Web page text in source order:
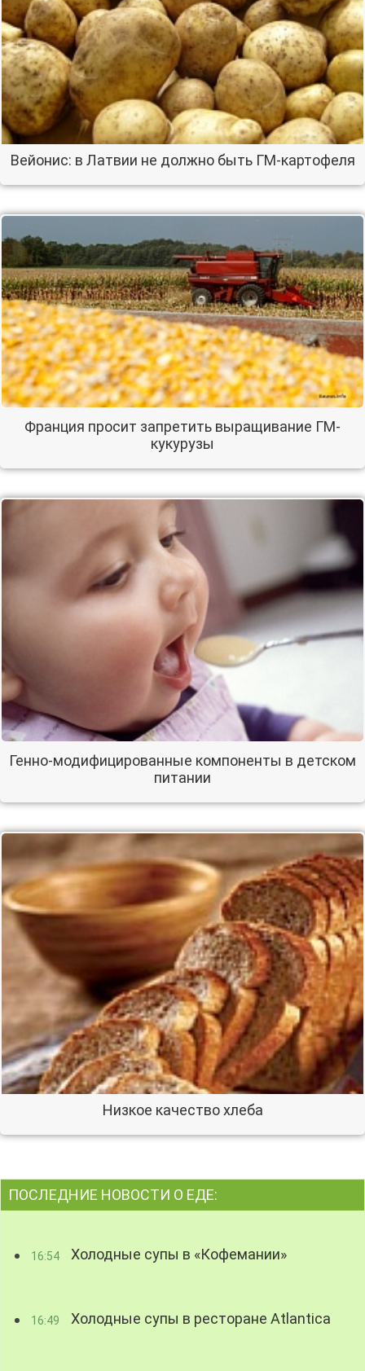
Вейонис: в Латвии не должно быть ГМ-картофеля
Франция просит запретить выращивание ГМ-
кукурузы
Генно-модифицированные компоненты в детском
питании
Низкое качество хлеба
ПОСЛЕДНИЕ НОВОСТИ О ЕДЕ:
16:54 Холодные супы в «Кофемании»
16:49 Холодные супы в ресторане Atlantica